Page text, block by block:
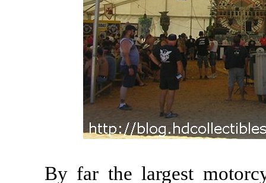
By far the largest